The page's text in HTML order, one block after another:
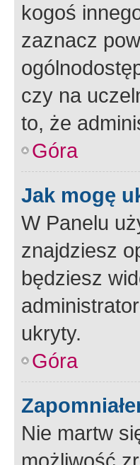
kogoś
zaznacz
czy na
to, że
Góra
Jak mogę
W Panelu
znajdziesz
będziesz
ukryty.
Góra
Nie martw